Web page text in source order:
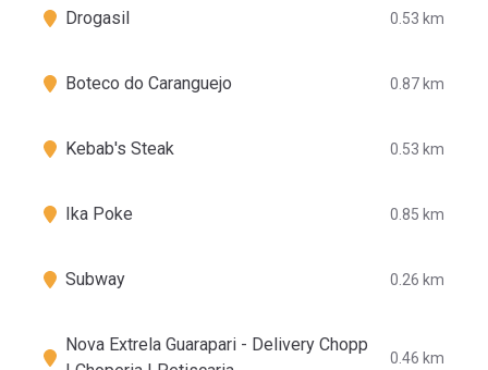
Drogasil 0.53 km
Boteco do Caranguejo 0.87 km
Kebab's Steak 0.53 km
Ika Poke 0.85 km
Subway 0.26 km
Nova Extrela Guarapari - Delivery Chopp
0.46 km